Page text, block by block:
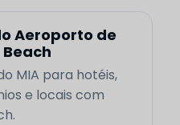
Aeroporto de
MIA para hotéis,
e locais com